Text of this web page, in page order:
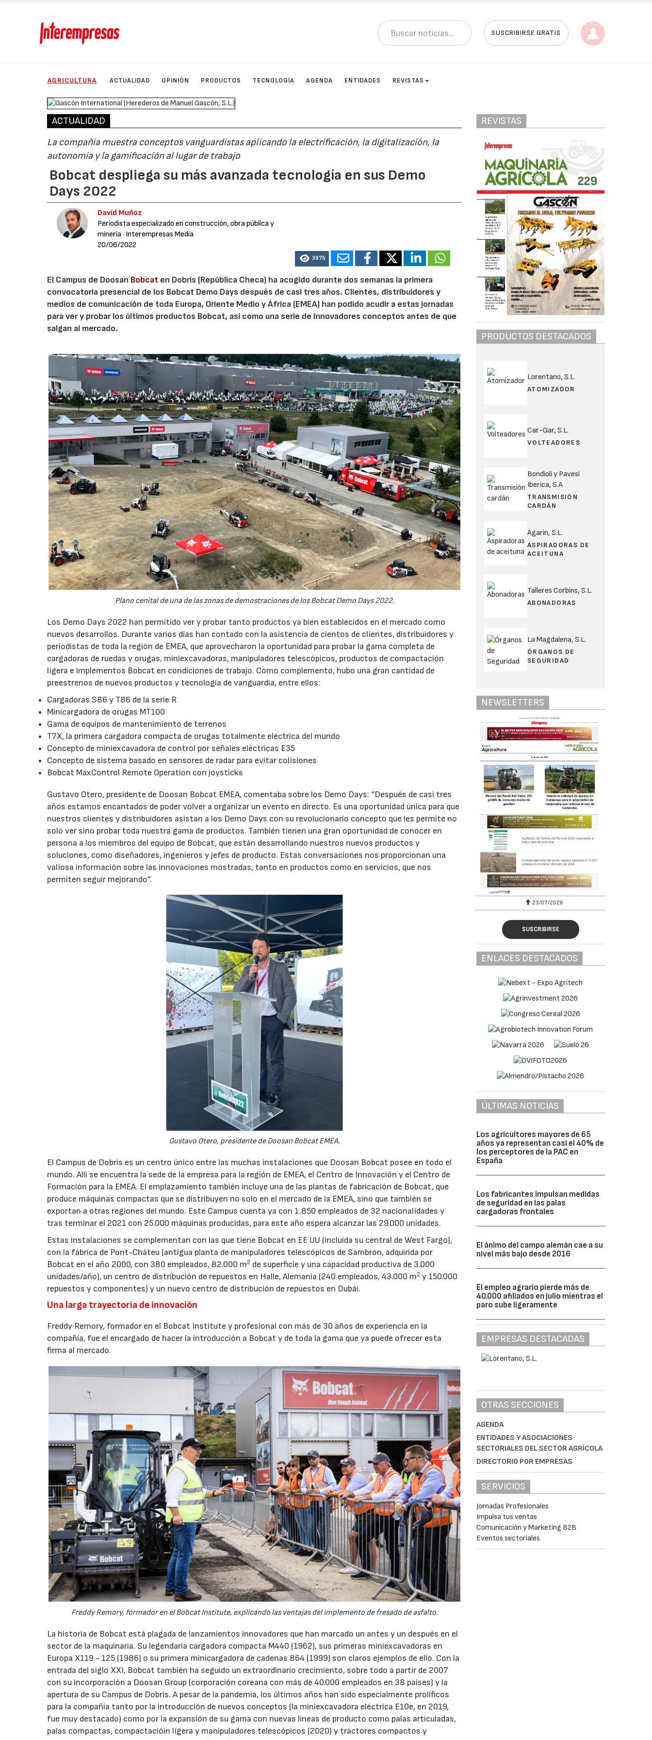
SUSCRIBIRSE GRATIS
AGRICULTURA ACTUALIDAD OPINIÓN PRODUCTOS TECNOLOGÍA AGENDA ENTIDADES REVISTAS
ACTUALIDAD
La compañía muestra conceptos vanguardistas aplicando la electrificación, la digitalización, la
autonomía y la gamificación al lugar de trabajo
Bobcat despliega su más avanzada tecnología en sus Demo
Days 2022
David Muñoz
Periodista especializado en construcción, obra pública y
minería· Interempresas Media
20/06/2022
3975
El Campus de Doosan Bobcat en Dobris (República Checa) ha acogido durante dos semanas la primera
convocatoria presencial de los Bobcat Demo Days después de casi tres años. Clientes, distribuidores y
medios de comunicación de toda Europa, Oriente Medio y África (EMEA) han podido acudir a estas jornadas
para ver y probar los últimos productos Bobcat, así como una serie de innovadores conceptos antes de que
salgan al mercado.
Plano cenital de una de las zonas de demostraciones de los Bobcat Demo Days 2022.
Los Demo Days 2022 han permitido ver y probar tanto productos ya bien establecidos en el mercado como
nuevos desarrollos. Durante varios días han contado con la asistencia de cientos de clientes, distribuidores y
periodistas de toda la región de EMEA, que aprovecharon la oportunidad para probar la gama completa de
cargadoras de ruedas y orugas, miniexcavadoras, manipuladores telescópicos, productos de compactación
ligera e implementos Bobcat en condiciones de trabajo. Como complemento, hubo una gran cantidad de
preestrenos de nuevos productos y tecnología de vanguardia, entre ellos:
Cargadoras S86 y T86 de la serie R
Minicargadora de orugas MT100
Gama de equipos de mantenimiento de terrenos
T7X, la primera cargadora compacta de orugas totalmente eléctrica del mundo
Concepto de miniexcavadora de control por señales eléctricas E35
Concepto de sistema basado en sensores de radar para evitar colisiones
Bobcat MaxControl Remote Operation con joysticks
Gustavo Otero, presidente de Doosan Bobcat EMEA, comentaba sobre los Demo Days: “Después de casi tres
años estamos encantados de poder volver a organizar un evento en directo. Es una oportunidad única para que
nuestros clientes y distribuidores asistan a los Demo Days con su revolucionario concepto que les permite no
solo ver sino probar toda nuestra gama de productos. También tienen una gran oportunidad de conocer en
persona a los miembros del equipo de Bobcat, que están desarrollando nuestros nuevos productos y
soluciones, como diseñadores, ingenieros y jefes de producto. Estas conversaciones nos proporcionan una
valiosa información sobre las innovaciones mostradas, tanto en productos como en servicios, que nos
permiten seguir mejorando”.
Gustavo Otero, presidente de Doosan Bobcat EMEA.
El Campus de Dobris es un centro único entre las muchas instalaciones que Doosan Bobcat posee en todo el
mundo. Allí se encuentra la sede de la empresa para la región de EMEA, el Centro de Innovación y el Centro de
Formación para la EMEA. El emplazamiento también incluye una de las plantas de fabricación de Bobcat, que
produce máquinas compactas que se distribuyen no solo en el mercado de la EMEA, sino que también se
exportan a otras regiones del mundo. Este Campus cuenta ya con 1.850 empleados de 32 nacionalidades y
tras terminar el 2021 con 25.000 máquinas producidas, para este año espera alcanzar las 29.000 unidades.
Estas instalaciones se complementan con las que tiene Bobcat en EE UU (incluida su central de West Fargo),
con la fábrica de Pont-Cháteu (antigua planta de manipuladores telescópicos de Sambron, adquirida por
Bobcat en el año 2000, con 380 empleados, 82.000 m2 de superficie y una capacidad productiva de 3.000
unidades/año), un centro de distribución de repuestos en Halle, Alemania (240 empleados, 43.000 m2 y 150.000
repuestos y componentes) y un nuevo centro de distribución de repuestos en Dubái.
Una larga trayectoria de innovación
Freddy Remory, formador en el Bobcat Institute y profesional con más de 30 años de experiencia en la
compañía, fue el encargado de hacer la introducción a Bobcat y de toda la gama que ya puede ofrecer esta
firma al mercado.
Freddy Remory, formador en el Bobcat Institute, explicando las ventajas del implemento de fresado de asfalto.
La historia de Bobcat está plagada de lanzamientos innovadores que han marcado un antes y un después en el
sector de la maquinaria. Su legendaria cargadora compacta M440 (1962), sus primeras miniexcavadoras en
Europa X119 - 125 (1986) o su primera minicargadora de cadenas 864 (1999) son claros ejemplos de ello. Con la
entrada del siglo XXI, Bobcat también ha seguido un extraordinario crecimiento, sobre todo a partir de 2007
con su incorporación a Doosan Group (corporación coreana con más de 40.000 empleados en 38 países) y la
apertura de su Campus de Dobris. A pesar de la pandemia, los últimos años han sido especialmente prolíficos
para la compañía tanto por la introducción de nuevos conceptos (la miniexcavadora eléctrica E10e, en 2019,
fue muy destacado) como por la expansión de su gama con nuevas líneas de producto como palas articuladas,
palas compactas, compactacióin ligera y manipuladores telescópicos (2020) y tractores compactos y
REVISTAS
PRODUCTOS DESTACADOS
Lorentano, S.L.
ATOMIZADOR
Car-Gar, S.L.
VOLTEADORES
Bondioli y Pavesi
Iberica, S.A
TRANSMISIÓN
CARDÁN
Agarin, S.L.
ASPIRADORAS DE
ACEITUNA
Talleres Corbins, S.L.
ABONADORAS
La Magdalena, S.L.
ÓRGANOS DE
SEGURIDAD
NEWSLETTERS
23/07/2026
SUSCRIBIRSE
ENLACES DESTACADOS
ÚLTIMAS NOTICIAS
Los agricultores mayores de 65
años ya representan casi el 40% de
los perceptores de la PAC en
España
Los fabricantes impulsan medidas
de seguridad en las palas
cargadoras frontales
El ánimo del campo alemán cae a su
nivel más bajo desde 2016
El empleo agrario pierde más de
40.000 afiliados en julio mientras el
paro sube ligeramente
EMPRESAS DESTACADAS
OTRAS SECCIONES
AGENDA
ENTIDADES Y ASOCIACIONES
SECTORIALES DEL SECTOR AGRÍCOLA
DIRECTORIO POR EMPRESAS
SERVICIOS
Jornadas Profesionales
Impulsa tus ventas
Comunicación y Marketing B2B
Eventos sectoriales